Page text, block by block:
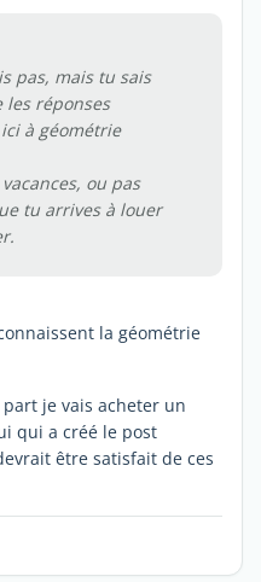
pas, mais tu sais
les réponses
à géométrie
ou pas
tu arrives à louer
la géométrie
je vais acheter un
qui a créé le post
être satisfait de ces